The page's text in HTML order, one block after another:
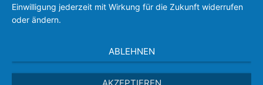
Einwilligung jederzeit mit Wirkung für die Zukunft widerrufen
oder ändern.
ABLEHNEN